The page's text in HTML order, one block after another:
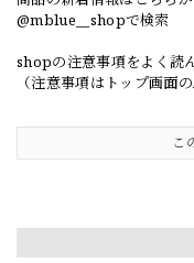
@mblue__shopで検索
shopの注意事項をよく読
（注意事項はトップ画面
こ